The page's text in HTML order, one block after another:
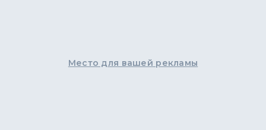
Место для вашей рекламы